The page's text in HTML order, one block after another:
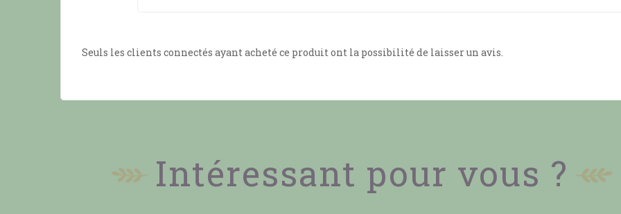
Seuls les clients connectés ayant acheté ce produit ont la possibilité de laisser un avis.
Intéressant pour vous ?